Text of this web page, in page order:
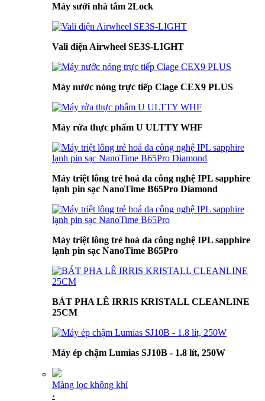
Máy sưởi nhà tắm 2Lock
Vali điện Airwheel SE3S-LIGHT
Máy nước nóng trực tiếp Clage CEX9 PLUS
Máy rửa thực phẩm U ULTTY WHF
Máy triệt lông trẻ hoá da công nghệ IPL sapphire
lạnh pin sạc NanoTime B65Pro Diamond
Máy triệt lông trẻ hoá da công nghệ IPL sapphire
lạnh pin sạc NanoTime B65Pro
BÁT PHA LÊ IRRIS KRISTALL CLEANLINE
25CM
Máy ép chậm Lumias SJ10B - 1.8 lít, 250W
Màng lọc không khí
›